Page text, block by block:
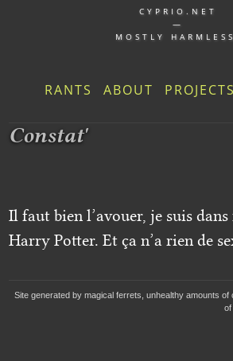
CYPRIO.NET
—
MOSTLY
RANTS ABOUT PROJECTS
Constat'
Il faut bien l’avouer, je suis
Harry Potter. Et ça n’a rien de
Site generated by magical ferrets, unhealthy amounts of
of